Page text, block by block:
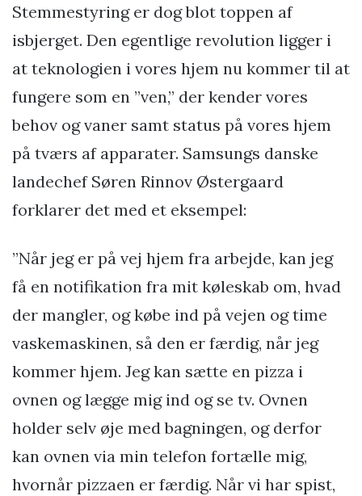
Stemmestyring er dog blot toppen af
isbjerget. Den egentlige revolution ligger i
at teknologien i vores hjem nu kommer til at
fungere som en ”ven,” der kender vores
behov og vaner samt status på vores hjem
på tværs af apparater. Samsungs danske
landechef Søren Rinnov Østergaard
forklarer det med et eksempel:
”Når jeg er på vej hjem fra arbejde, kan jeg
få en notifikation fra mit køleskab om, hvad
der mangler, og købe ind på vejen og time
vaskemaskinen, så den er færdig, når jeg
kommer hjem. Jeg kan sætte en pizza i
ovnen og lægge mig ind og se tv. Ovnen
holder selv øje med bagningen, og derfor
kan ovnen via min telefon fortælle mig,
hvornår pizzaen er færdig. Når vi har spist,